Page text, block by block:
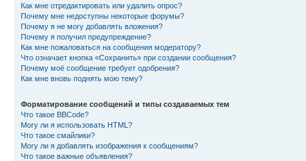
Как мне отредактировать или удалить опрос?
Почему мне недоступны некоторые форумы?
Почему я не могу добавлять вложения?
Почему я получил предупреждение?
Как мне пожаловаться на сообщения модератору?
Что означает кнопка «Сохранить» при создании сообщения?
Почему моё сообщение требует одобрения?
Как мне вновь поднять мою тему?
Форматирование сообщений и типы создаваемых тем
Что такое BBCode?
Могу ли я использовать HTML?
Что такое смайлики?
Могу ли я добавлять изображения к сообщениям?
Что такое важные объявления?